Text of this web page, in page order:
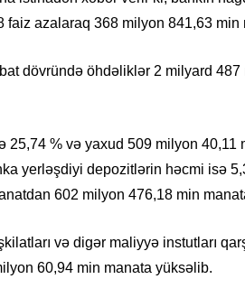
azalaraq 368 milyon 841,63 min
dövründə öhdəliklər 2 milyard 487
25,74 % və yaxud 509 milyon 40,11
yerləşdiyi depozitlərin həcmi isə
602 milyon 476,18 min
və digər maliyyə instutları
60,94 min manata yüksəlib.